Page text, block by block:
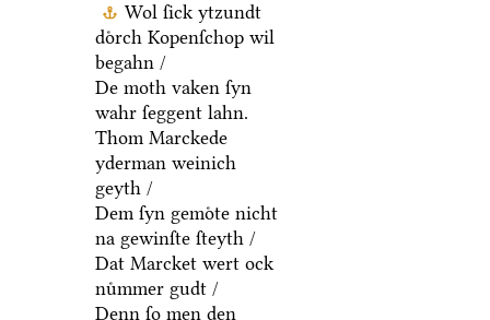
Wol ſick ytzundt
doͤrch Kopenſchop wil
begahn /
De moth vaken ſyn
wahr ſeggent lahn.
Thom Marckede
yderman weinich
geyth /
Dem ſyn gemoͤte nicht
na gewinſte ſteyth /
Dat Marcket wert ock
nuͤmmer gudt /
Denn ſo men den